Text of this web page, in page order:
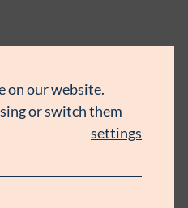
on our website.
or switch them
settings